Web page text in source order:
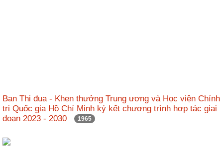
Ban Thi đua - Khen thưởng Trung ương và Học viện Chính
trị Quốc gia Hồ Chí Minh ký kết chương trình hợp tác giai
đoạn 2023 - 2030
1965